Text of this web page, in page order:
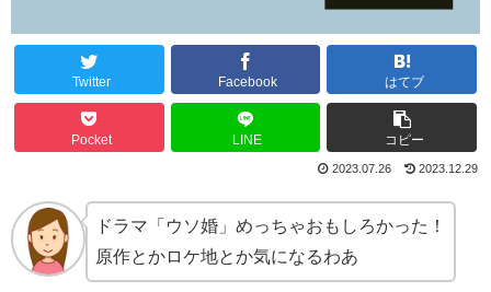
Twitter Facebook はてブ
Pocket LINE コピー
2023.12.29
2023.07.26
ドラマ「ウソ婚」めっちゃおもしろかった！
原作とかロケ地とか気になるわあ